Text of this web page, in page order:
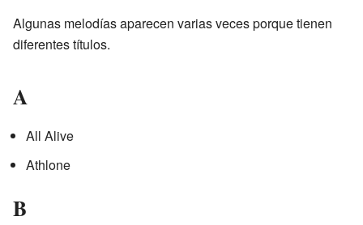
Algunas melodías aparecen varias veces porque tienen
diferentes títulos.
A
All Alive
Athlone
B